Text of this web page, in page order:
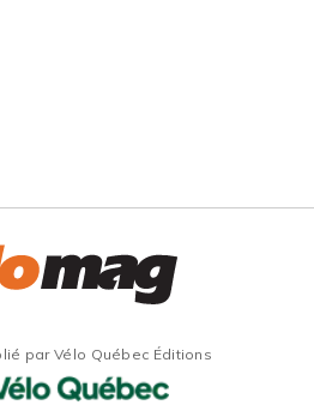
par Vélo Québec Éditions